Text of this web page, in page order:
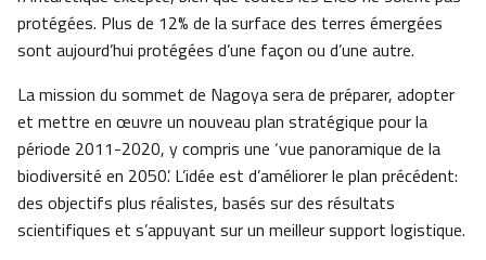
protégées. Plus de 12% de la surface des terres émergées
sont aujourd’hui protégées d’une façon ou d’une autre.
La mission du sommet de Nagoya sera de préparer, adopter
et mettre en œuvre un nouveau plan stratégique pour la
période 2011-2020, y compris une ‘vue panoramique de la
biodiversité en 2050’. L’idée est d’améliorer le plan précédent:
des objectifs plus réalistes, basés sur des résultats
scientifiques et s’appuyant sur un meilleur support logistique.